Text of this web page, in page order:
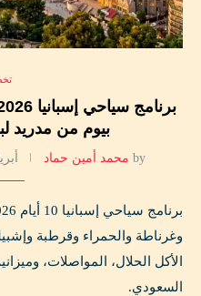
بيوم من مدريد
by محمد أمين حماد
وغرناطة والحمراء وقرطبة
الأكل الحلال، المواصلات،
السعودي.